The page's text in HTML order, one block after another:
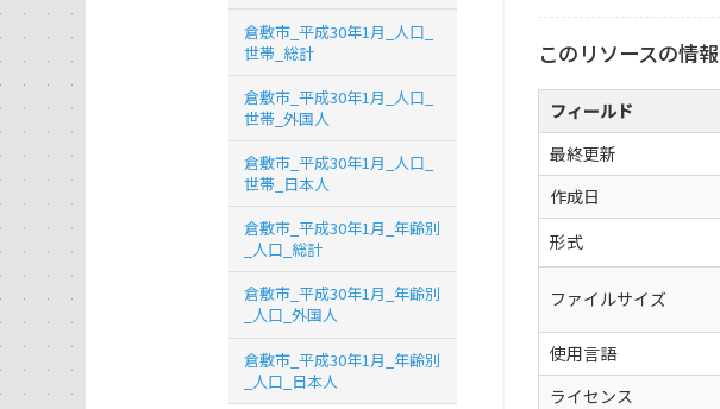
このリソースの情報
フィールド
最終更新
作成日
形式
ファイルサイズ
使用言語
ライセンス
倉敷市_平成30年1月_人口_
世帯_総計
倉敷市_平成30年1月_人口_
世帯_外国人
倉敷市_平成30年1月_人口_
世帯_日本人
倉敷市_平成30年1月_年齢別
_人口_総計
倉敷市_平成30年1月_年齢別
_人口_外国人
倉敷市_平成30年1月_年齢別
_人口_日本人